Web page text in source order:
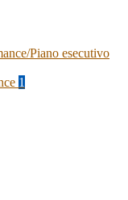
Piano esecutivo
1